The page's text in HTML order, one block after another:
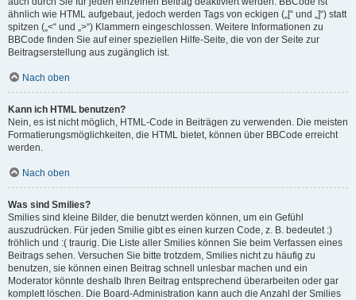
ähnlich wie HTML aufgebaut, jedoch werden Tags von eckigen („[“ und „]“) statt
spitzen („<“ und „>“) Klammern eingeschlossen. Weitere Informationen zu
BBCode finden Sie auf einer speziellen Hilfe-Seite, die von der Seite zur
Beitragserstellung aus zugänglich ist.
Nach oben
Kann ich HTML benutzen?
Nein, es ist nicht möglich, HTML-Code in Beiträgen zu verwenden. Die meisten
Formatierungsmöglichkeiten, die HTML bietet, können über BBCode erreicht
werden.
Nach oben
Was sind Smilies?
Smilies sind kleine Bilder, die benutzt werden können, um ein Gefühl
auszudrücken. Für jeden Smilie gibt es einen kurzen Code, z. B. bedeutet :)
fröhlich und :( traurig. Die Liste aller Smilies können Sie beim Verfassen eines
Beitrags sehen. Versuchen Sie bitte trotzdem, Smilies nicht zu häufig zu
benutzen, sie können einen Beitrag schnell unlesbar machen und ein
Moderator könnte deshalb Ihren Beitrag entsprechend überarbeiten oder gar
komplett löschen. Die Board-Administration kann auch die Anzahl der Smilies